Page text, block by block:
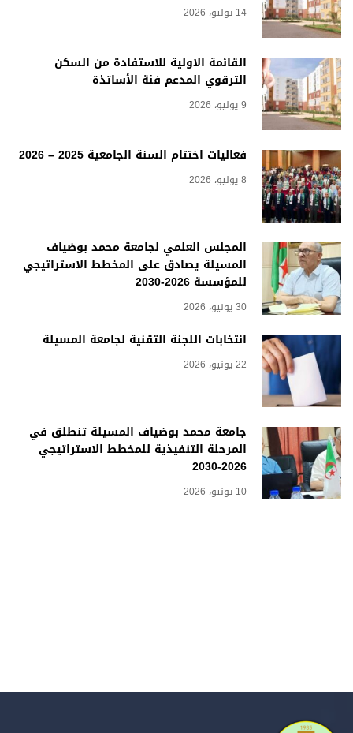
14 يوليو، 2026
القائمة الأولية للاستفادة من السكن
الترقوي المدعم فئة الأساتذة
9 يوليو، 2026
فعاليات اختتام السنة الجامعية 2025 – 2026
8 يوليو، 2026
المجلس العلمي لجامعة محمد بوضياف
المسيلة يصادق على المخطط الاستراتيجي
للمؤسسة 2026-2030
30 يونيو، 2026
انتخابات اللجنة التقنية لجامعة المسيلة
22 يونيو، 2026
جامعة محمد بوضياف المسيلة تنطلق في
المرحلة التنفيذية للمخطط الاستراتيجي
2026-2030
10 يونيو، 2026